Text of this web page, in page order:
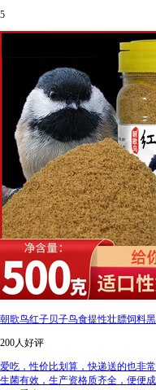
5
朝歌鸟红子贝子鸟食提性壮膘饲料
200人好评
爱吃，性价比划算，快递送的也非
生菌有效，生产资格质齐全，便便